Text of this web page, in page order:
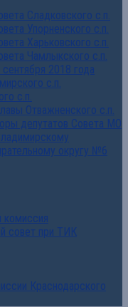
Сладковского с.п.
Упорненского с.п.
Харьковского с.п.
Чамлыкского с.п.
2018 года
с.п.
с.п.
Отважненского с.п.
депутатов Совета МО
округу №6
комиссия
совет при ТИК
Краснодарского